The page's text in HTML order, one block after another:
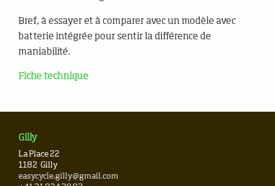
Bref, à essayer et à comparer avec un modèle avec
batterie intégrée pour sentir la différence de
maniabilité.
Fiche technique
Gilly
La Place 22
1182 Gilly
easycycle.gilly@gmail.com